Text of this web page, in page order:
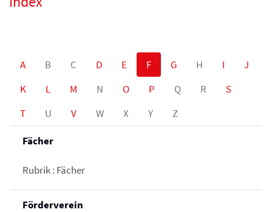
A B C D E F G H I
J
K
L M N O P Q R
S
T
U V W X Y Z
Fächer
Rubrik : Fächer
Förderverein